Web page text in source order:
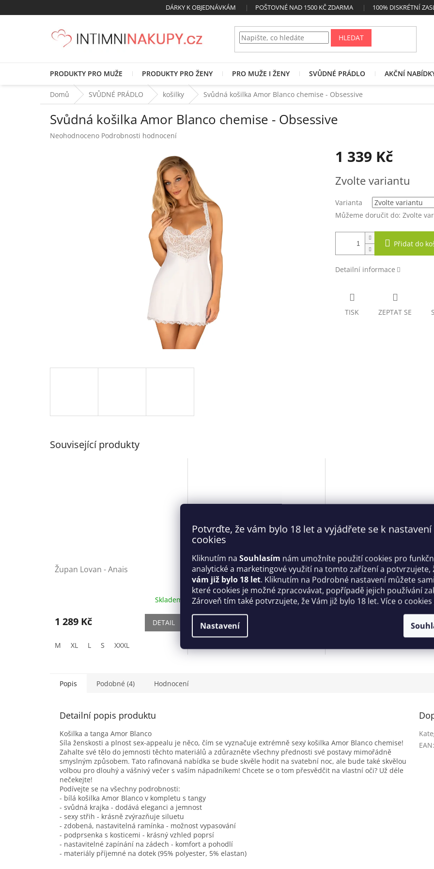
Potvrďte, že vám bylo 18 let a vyjádřete se k nastavení
cookies
Kliknutím na Souhlasím nám umožníte použití cookies pro
analytické a marketingové využití na tomto zařízení a potvrzujete,
vám již bylo 18 let. Kliknutím na Podrobné nastavení můžete
které cookies je možné zpracovávat, popřípadě jejich používání
Zároveň tím také potvrzujete, že Vám již bylo 18 let. Více o cookies
Nastavení
na
DÁRKY K OBJEDNÁVKÁM POŠTOVNÉ NAD 1500 KČ ZDARMA 100% DISKRÉTNÍ
HLEDAT
PRODUKTY PRO MUŽE PRODUKTY PRO ŽENY PRO MUŽE I ŽENY SVŮDNÉ PRÁDLO AKČNÍ
Domů SVŮDNÉ PRÁDLO košilky Svůdná košilka Amor Blanco chemise - Obsessive
Svůdná košilka Amor Blanco chemise - Obsessive
Průměrné
Neohodnoceno Podrobnosti hodnocení
1 339 Kč
cena:
Zvolte variantu
Varianta
Můžeme doručit do: Zvolte
Přidat do
Detailní informace
TISK ZEPTAT SE
Související produkty
Župan Lovan - Anais
Skladem
1 289 Kč DETAIL
M XL L S XXXL
Romantický set Bianelle set -
Obsessive
Skladem
1 379 Kč
Dámský korzet V-6807-
Popis Podobné (4) Hodnocení
Detailní popis produktu
Košilka a tanga Amor Blanco
Síla ženskosti a plnost sex-appealu je něco, čím se vyznačuje extrémně sexy košilka Amor Blanco chemise!
Zahalte své tělo do jemnosti těchto materiálů a zdůrazněte všechny přednosti své postavy mimořádně
smyslným způsobem. Tato rafinovaná nabídka se bude skvěle hodit na svatební noc, ale bude také skvělou
volbou pro dlouhý a vášnivý večer s vaším nápadníkem! Chcete se o tom přesvědčit na vlastní oči? Už déle
nečekejte!
Podívejte se na všechny podrobnosti:
- bílá košilka Amor Blanco v kompletu s tangy
- svůdná krajka - dodává eleganci a jemnost
- sexy střih - krásně zvýrazňuje siluetu
- zdobená, nastavitelná ramínka - možnost vypasování
- podprsenka s kosticemi - krásný vzhled poprsí
- nastavitelné zapínání na zádech - komfort a pohodlí
- materiály příjemné na dotek (95% polyester, 5% elastan)
EAN: